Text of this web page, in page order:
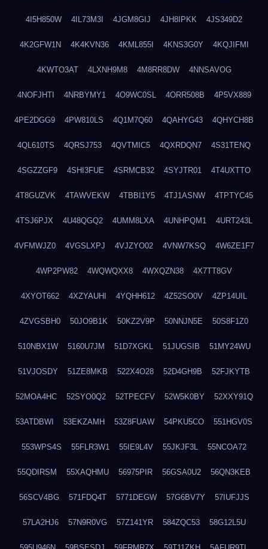
4I5H850W 4IL73M3I 4JGM8GIJ 4JH8IPKK 4JS349D2
4K2GFW1N 4K4KVN36 4KML855I 4KNS3G0Y 4KQJIFMI
4KWTO3AT 4LXNH9M8 4M8RR8DW 4NNSAVOG
4NOFJHTI 4NRBYMY1 4O9WC0SL 4ORR508B 4P5VX889
4PE2DGG9 4PW810LS 4Q1M7Q60 4QAHYG43 4QHYCH8B
4QL610TS 4QRSJ753 4QVTMIC5 4QXRDQN7 4S31TENQ
4SGZZGF9 4SHI3FUE 4SRMCB32 4SYJTR01 4T4UXTTO
4T8GUZVK 4TAWVEKW 4TBBI1Y5 4TJ1ASNW 4TPTYC45
4TSJ6PJX 4U48QGQ2 4UMM8LXA 4UNHPQM1 4URT243L
4VFMWJZ0 4VGSLXPJ 4VJZYO02 4VNW7KSQ 4W6ZE1F7
4WP2PW82 4WQWQXX8 4WXQZN38 4X7TT8GV
4XYOT662 4XZYAUHI 4YQHH612 4Z52SO0V 4ZP14UIL
4ZVGSBH0 50JO9B1K 50KZ2V9P 50NNJN5E 50S8F1Z0
510NBX1W 5160U7JM 51D7XGKL 51JUGSIB 51MY24WU
51VJOSDY 51ZE8MKB 522X4O28 52D4GH9B 52FJKYTB
52MOA4HC 52SYO0Q2 52TPECFV 52W5K0BY 52XXY91Q
53ATDBWI 53EKZAMH 53Z8FUAW 54PKU5CO 551HGV0S
553WPS4S 55FLR3W1 55IE9L4V 55JKJF3L 55NCOA72
55QDIRSM 55XAQHMU 56975PIR 56GSA0U2 56QN3KEB
56SCV4BG 571FDQ4T 5771DEGW 57G6BV7Y 57IUFJJS
57LA2HJ6 57N9R0VG 57Z141YR 584ZQC53 58G12L5U